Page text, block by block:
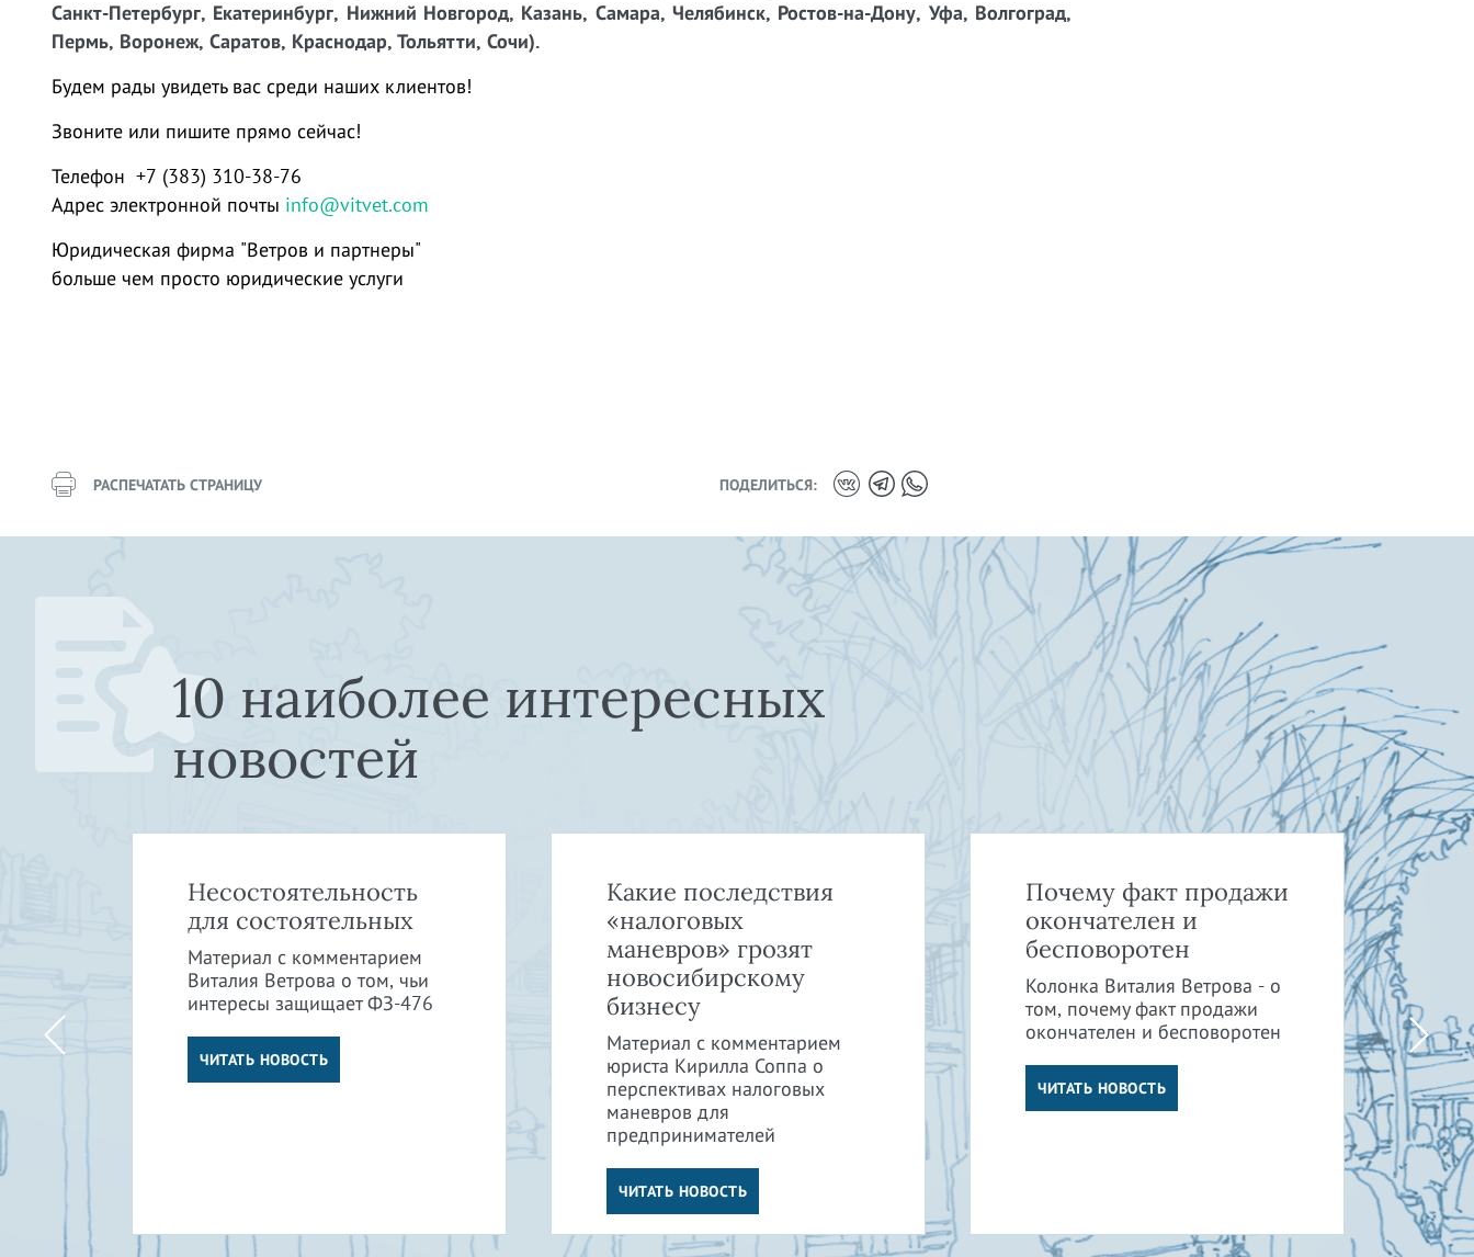
Санкт-Петербург, Екатеринбург, Нижний Новгород, Казань, Самара, Челябинск, Ростов-на-Дону, Уфа, Волгоград,
Пермь, Воронеж, Саратов, Краснодар, Тольятти, Сочи).
Будем рады увидеть вас среди наших клиентов!
Звоните или пишите прямо сейчас!
Телефон +7 (383) 310-38-76
Адрес электронной почты info@vitvet.com
Юридическая фирма "Ветров и партнеры"
больше чем просто юридические услуги
РАСПЕЧАТАТЬ СТРАНИЦУ ПОДЕЛИТЬСЯ:
10 наиболее интересных
новостей
Несостоятельность
для состоятельных
Материал с комментарием
Виталия Ветрова о том, чьи
интересы защищает ФЗ-476
ЧИТАТЬ НОВОСТЬ
Какие последствия
«налоговых
маневров» грозят
новосибирскому
бизнесу
Материал с комментарием
юриста Кирилла Соппа о
перспективах налоговых
маневров для
предпринимателей
ЧИТАТЬ НОВОСТЬ
Почему факт продажи
окончателен и
бесповоротен
Колонка Виталия Ветрова - о
том, почему факт продажи
окончателен и бесповоротен
ЧИТАТЬ НОВОСТЬ
от